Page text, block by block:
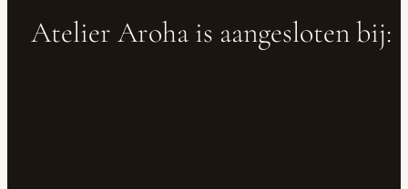
Atelier Aroha is aangesloten bij: